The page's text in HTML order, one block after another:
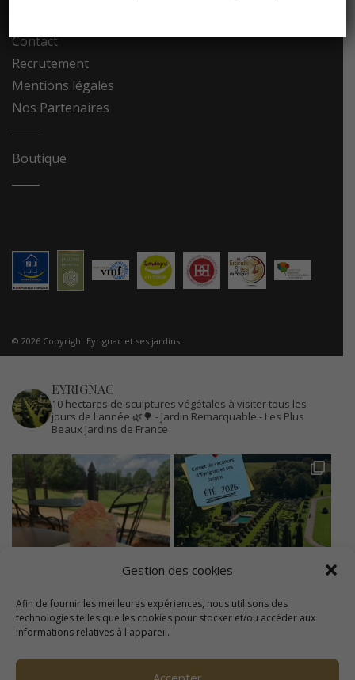
Gestion des cookies
Afin de fournir les meilleures expériences, nous utilisons des
technologies telles que les cookies pour stocker et/ou accéder aux
informations relatives à l'appareil.
Contact
Recrutement
Mentions légales
Nos Partenaires
Boutique
© 2026 Copyright Eyrignac et ses jardins.
EYRIGNAC
10 hectares de sculptures végétales à visiter tous les
jours de l'année 🌿🌳 - Jardin Remarquable - Les Plus
Beaux Jardins de France